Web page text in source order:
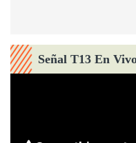
Señal T13 En